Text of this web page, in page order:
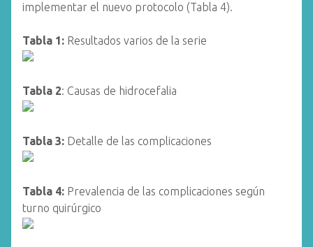
implementar el nuevo protocolo (Tabla 4).
Tabla 1: Resultados varios de la serie
Tabla 2: Causas de hidrocefalia
Tabla 3: Detalle de las complicaciones
Tabla 4: Prevalencia de las complicaciones según
turno quirúrgico